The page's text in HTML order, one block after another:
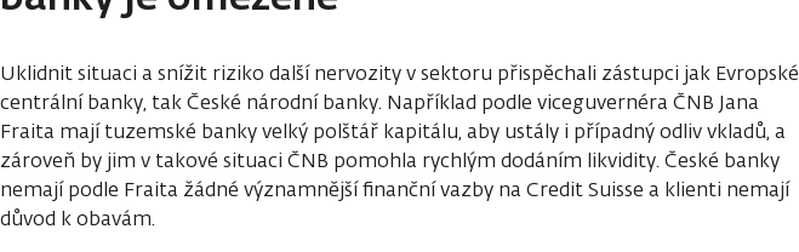
Uklidnit situaci a snížit riziko další nervozity v sektoru přispěchali zástupci jak Evropské
centrální banky, tak České národní banky. Například podle viceguvernéra ČNB Jana
Fraita mají tuzemské banky velký polštář kapitálu, aby ustály i případný odliv vkladů, a
zároveň by jim v takové situaci ČNB pomohla rychlým dodáním likvidity. České banky
nemají podle Fraita žádné významnější finanční vazby na Credit Suisse a klienti nemají
důvod k obavám.